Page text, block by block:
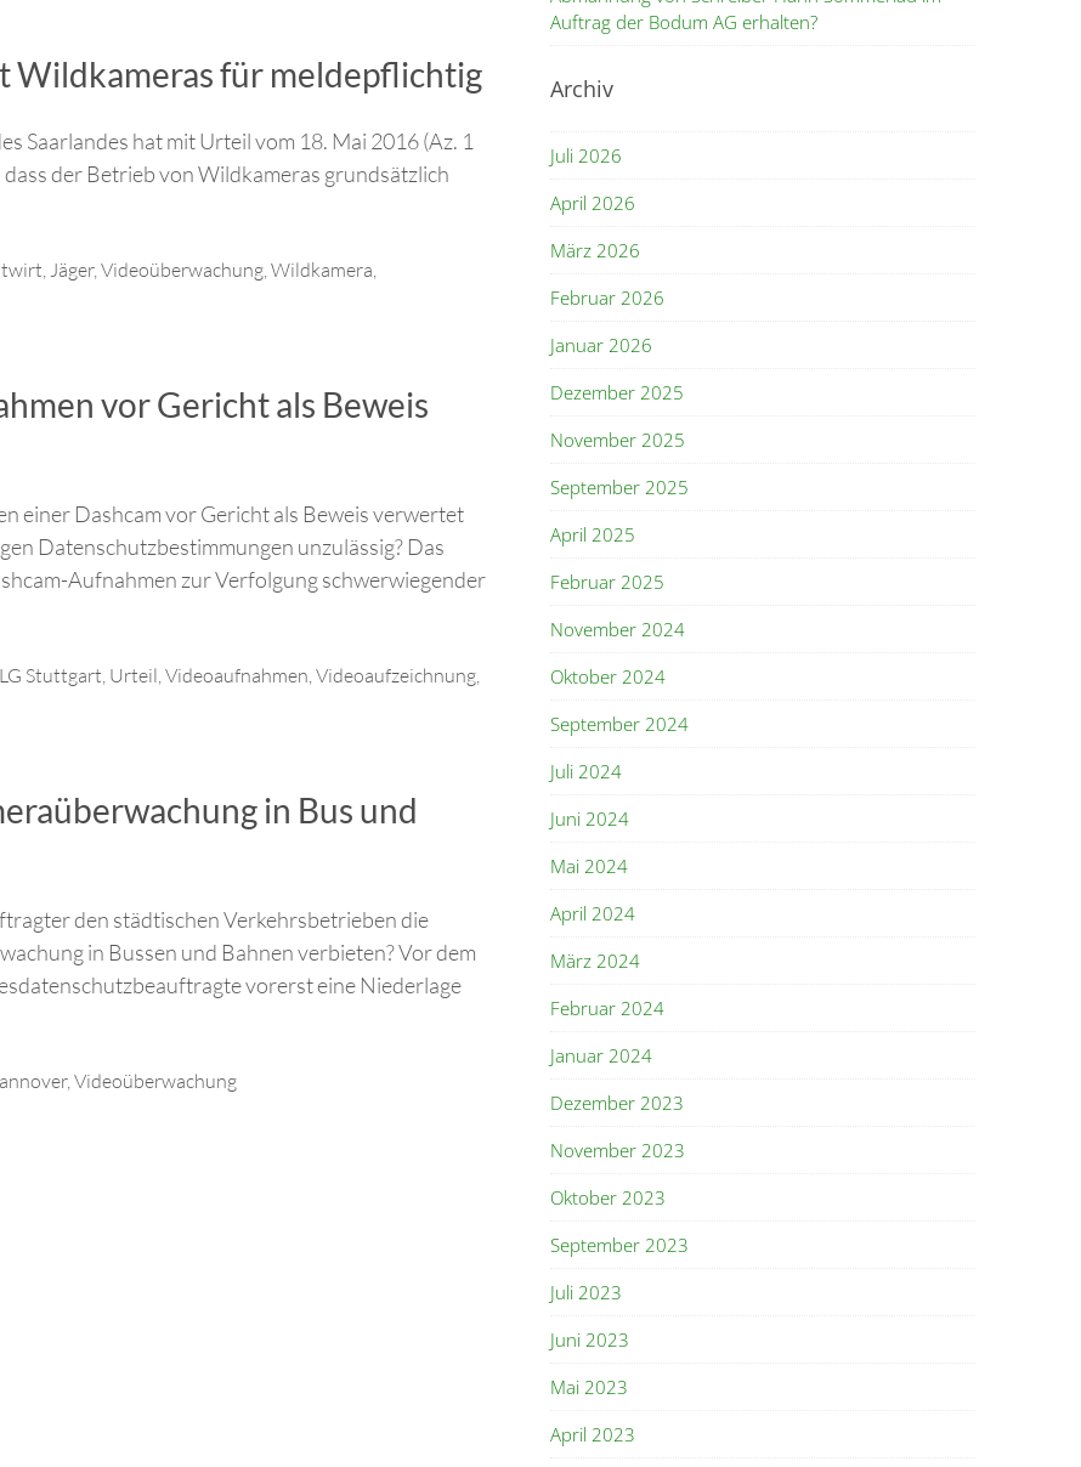
Wildkameras für meldepflichtig
Saarlandes hat mit Urteil vom 18. Mai 2016 (Az. 1
der Betrieb von Wildkameras grundsätzlich
Jäger, Videoüberwachung Wildkamera
vor Gericht als Beweis
einer Dashcam vor Gericht als Beweis verwertet
Datenschutzbestimmungen unzulässig? Das
Aufnahmen zur Verfolgung schwerwiegender
Stuttgart Urteil Videoaufnahmen Videoaufzeichnung
in Bus und
den städtischen Verkehrsbetrieben die
in Bussen und Bahnen verbieten? Vor dem
vorerst eine Niederlage
, Videoüberwachung
Auftrag der Bodum AG erhalten?
Archiv
Juli 2026
April 2026
März 2026
Februar 2026
Januar 2026
Dezember 2025
November 2025
September 2025
April 2025
Februar 2025
November 2024
Oktober 2024
September 2024
Juli 2024
Juni 2024
Mai 2024
April 2024
März 2024
Februar 2024
Januar 2024
Dezember 2023
November 2023
Oktober 2023
September 2023
Juli 2023
Juni 2023
Mai 2023
April 2023